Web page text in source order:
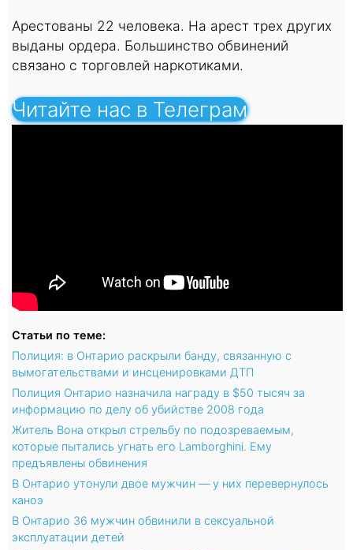
Арестованы 22 человека. На арест трех других
выданы ордера. Большинство обвинений
связано с торговлей наркотиками.
Читайте нас в Телеграм
Статьи по теме:
Полиция: в Онтарио раскрыли банду, связанную с
вымогательствами и инсценировками ДТП
Полиция Онтарио назначила награду в $50 тысяч за
информацию по делу об убийстве 2008 года
Житель Вона открыл стрельбу по подозреваемым,
которые пытались угнать его Lamborghini. Ему
предъявлены обвинения
В Онтарио утонули двое мужчин — у них перевернулось
каноэ
В Онтарио 36 мужчин обвинили в сексуальной
эксплуатации детей